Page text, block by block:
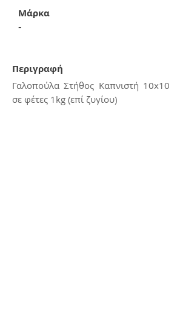
Μάρκα
-
Περιγραφή
Γαλοπούλα Στήθος Καπνιστή 10x10
σε φέτες 1kg (επί ζυγίου)